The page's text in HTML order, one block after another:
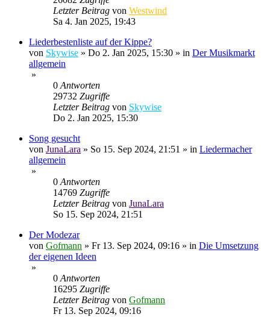
Letzter Beitrag von Westwind
Sa 4. Jan 2025, 19:43
Liederbestenliste auf der Kippe?
von Skywise » Do 2. Jan 2025, 15:30 » in Der Musikmarkt
allgemein
»
0Antworten
29732 Zugriffe
Letzter Beitrag von Skywise
Do 2. Jan 2025, 15:30
Song gesucht
von JunaLara » So 15. Sep 2024, 21:51 » in Liedermacher
allgemein
»
0Antworten
14769 Zugriffe
Letzter Beitrag von JunaLara
So 15. Sep 2024, 21:51
Der Modezar
von Gofmann » Fr 13. Sep 2024, 09:16 » in Die Umsetzung
der eigenen Ideen
»
0Antworten
16295 Zugriffe
Letzter Beitrag von Gofmann
Fr 13. Sep 2024, 09:16